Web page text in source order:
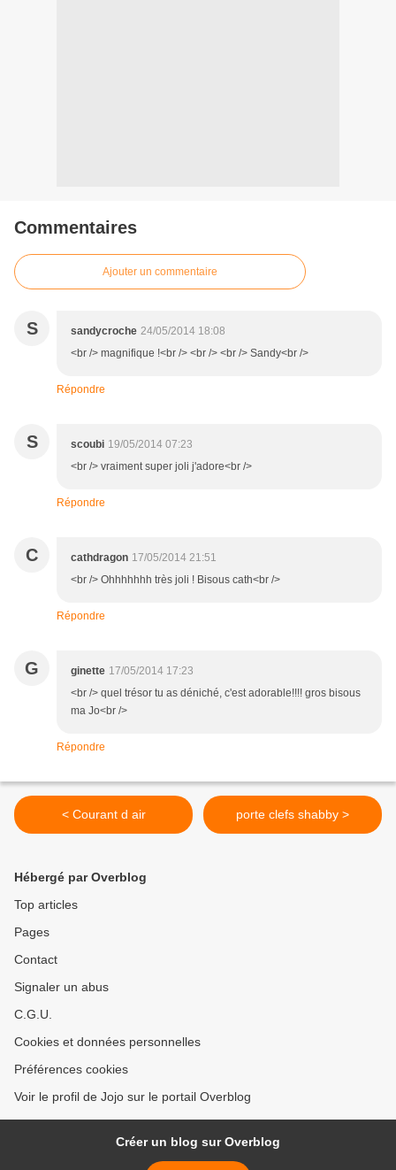
Commentaires
Ajouter un commentaire
S sandycroche 24/05/2014 18:08
<br /> magnifique !<br /> <br /> <br /> Sandy<br />
Répondre
S scoubi 19/05/2014 07:23
<br /> vraiment super joli j'adore<br />
Répondre
C cathdragon 17/05/2014 21:51
<br /> Ohhhhhhh très joli ! Bisous cath<br />
Répondre
G ginette 17/05/2014 17:23
<br /> quel trésor tu as déniché, c'est adorable!!!! gros bisous
ma Jo<br />
Répondre
< Courant d air porte clefs shabby >
Hébergé par Overblog
Top articles
Pages
Contact
Signaler un abus
C.G.U.
Cookies et données personnelles
Préférences cookies
Voir le profil de Jojo sur le portail Overblog
Créer un blog sur Overblog